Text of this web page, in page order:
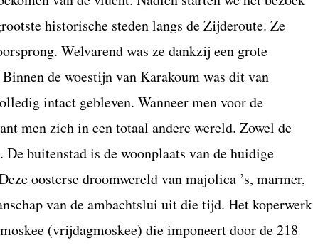
historische steden langs de Zijderoute. Ze
Welvarend was ze dankzij een grote
de woestijn van Karakoum was dit van
intact gebleven. Wanneer men voor de
men zich in een totaal andere wereld. Zowel de
buitenstad is de woonplaats van de huidige
oosterse droomwereld van majolica ’s, marmer,
van de ambachtslui uit die tijd. Het koperwerk
(vrijdagmoskee) die imponeert door de 218